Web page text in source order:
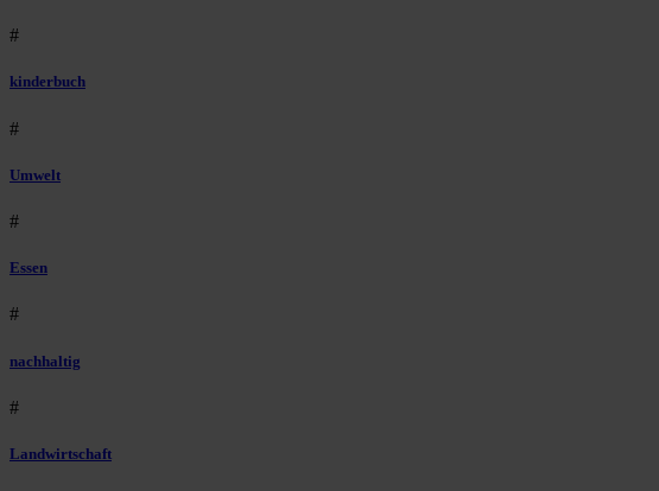
#
kinderbuch
#
Umwelt
#
Essen
#
nachhaltig
#
Landwirtschaft